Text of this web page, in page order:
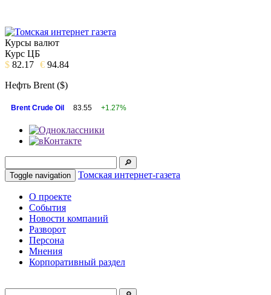
Курсы валют
Курс ЦБ
$ 82.17 € 94.84
Нефть Brent ($)
Brent Crude Oil 83.55 +1.27%
Toggle navigation Томская интернет-газета
О проекте
События
Новости компаний
Разворот
Персона
Мнения
Корпоративный раздел